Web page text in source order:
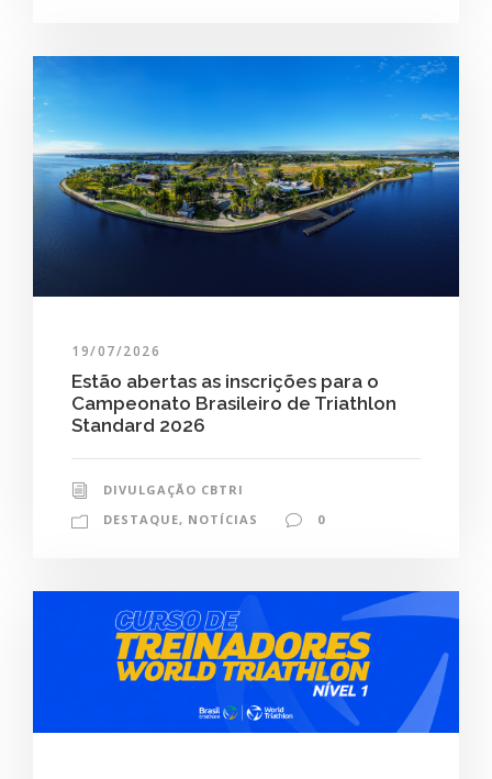
19/07/2026
Estão abertas as inscrições para o
Campeonato Brasileiro de Triathlon
Standard 2026
DIVULGAÇÃO CBTRI
DESTAQUE, NOTÍCIAS 0